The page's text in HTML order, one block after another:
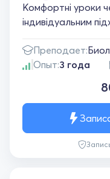
Комфортні уроки
індивідуальним
Преподает:
Опыт:3 года